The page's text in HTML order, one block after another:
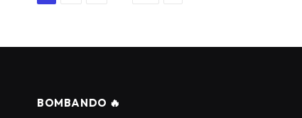
BOMBANDO 🔥